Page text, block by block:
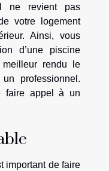
ne revient pas
votre logement
Ainsi, vous
d’une piscine
rendu le
professionnel.
faire appel à un
important de faire